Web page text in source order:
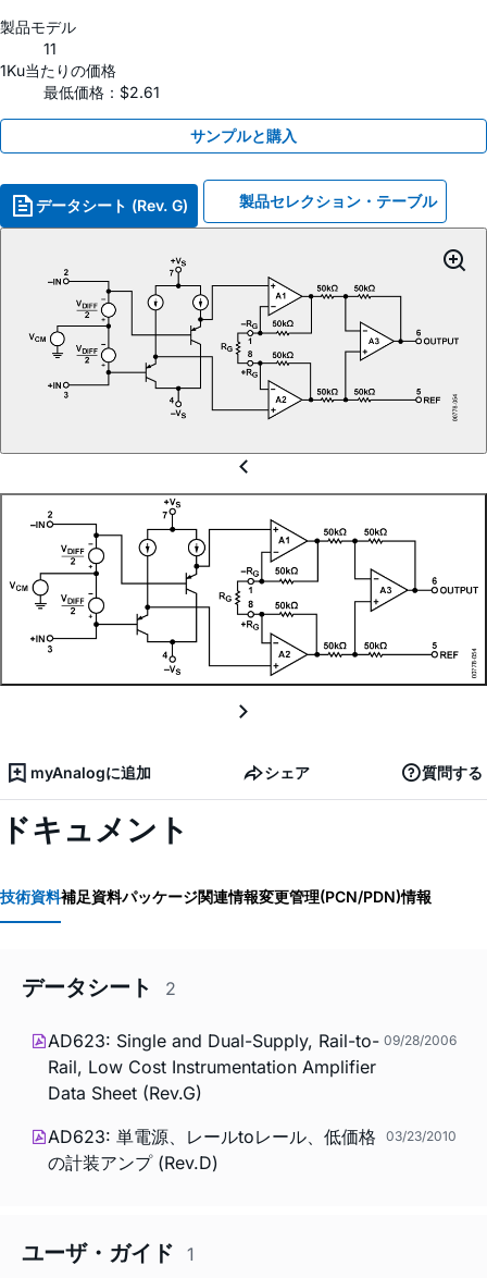
製品モデル
11
1Ku当たりの価格
最低価格：$2.61
サンプルと購入
データシート (Rev. G) 製品セレクション・テーブル
myAnalogに追加 シェア 質問する
ドキュメント
技術資料補足資料パッケージ関連情報変更管理(PCN/PDN)情報
データシート 2
AD623: Single and Dual-Supply, Rail-to-
Rail, Low Cost Instrumentation Amplifier
Data Sheet (Rev.G)
09/28/2006
AD623: 単電源、レールtoレール、低価格
の計装アンプ (Rev.D)
03/23/2010
ユーザ・ガイド 1